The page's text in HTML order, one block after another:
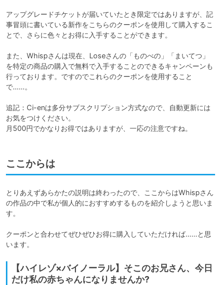
アップグレードチケットが届いていたとき限定ではありますが、記
事冒頭に書いている新作をこちらのクーポンを使用して購入するこ
とで、さらに色々とお得に入手することができます。
また、Whispさんは現在、Loseさんの「ものべの」「まいてつ」
を特定の商品の購入で無料で入手することのできるキャンペーンも
行っております。ですのでこれらのクーポンを使用すること
で……。
追記：Ci-enは多分サブスクリプション方式なので、自動更新には
お気をつけください。
月500円でかなりお得ではありますが、一応の注意ですね。
ここからは
とりあえずあらかたの説明は終わったので、ここからはWhispさん
の作品の中で私が個人的におすすめするものを紹介しようと思いま
す。
クーポンと合わせてぜひぜひお得に購入していただければ……と思
います。
【ハイレゾ×バイノーラル】そこのお兄さん、今日
だけ私の赤ちゃんになりませんか?